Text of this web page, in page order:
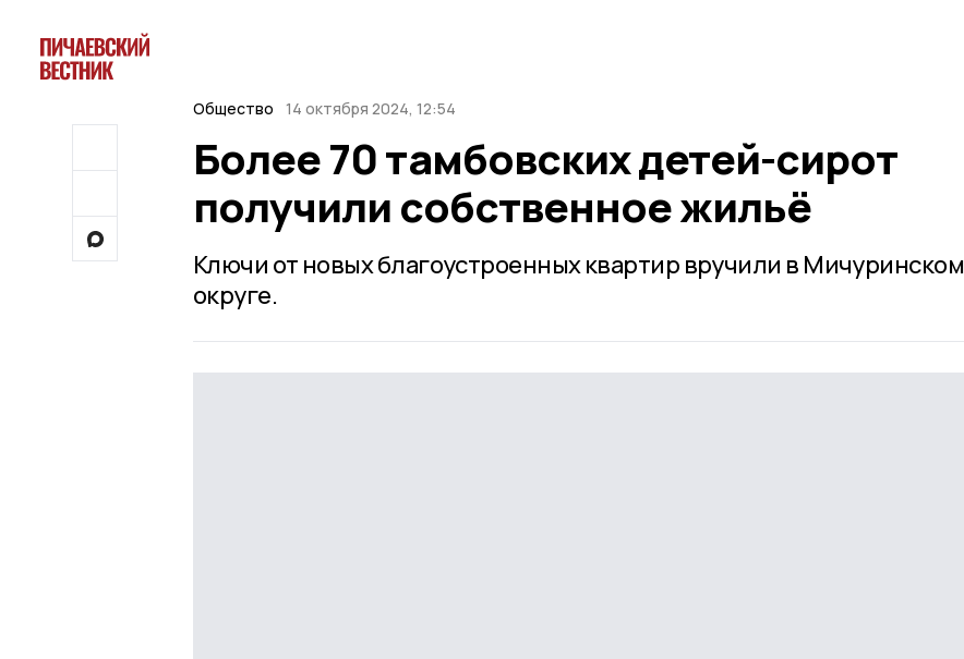
Общество 14 октября 2024, 12:54
Более 70 тамбовских детей-сирот
получили собственное жильё
Ключи от новых благоустроенных квартир вручили в Мичуринском
округе.